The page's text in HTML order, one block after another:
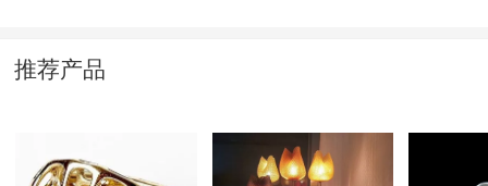
推荐产品